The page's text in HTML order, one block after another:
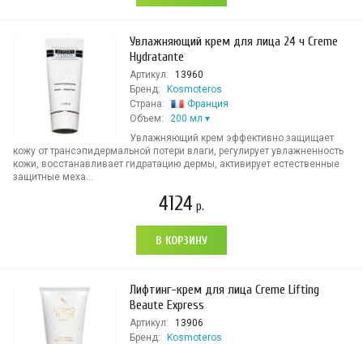
Увлажняющий крем для лица 24 ч Creme
Hydratante
Артикул:
13960
Бренд:
Kosmoteros
Страна:
Франция
Объем:
200 мл
Увлажняющий крем эффективно защищает
кожу от трансэпидермальной потери влаги, регулирует увлажненность
кожи, восстанавливает гидратацию дермы, активирует естественные
защитные меха...
4124 р.
В КОРЗИНУ
Лифтинг-крем для лица Creme Lifting
Beaute Express
Артикул:
13906
Бренд:
Kosmoteros